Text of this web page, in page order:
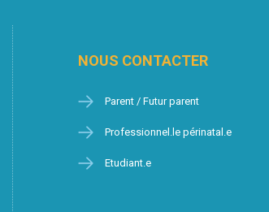
NOUS CONTACTER
Parent / Futur parent
Professionnel.le périnatal.e
Etudiant.e